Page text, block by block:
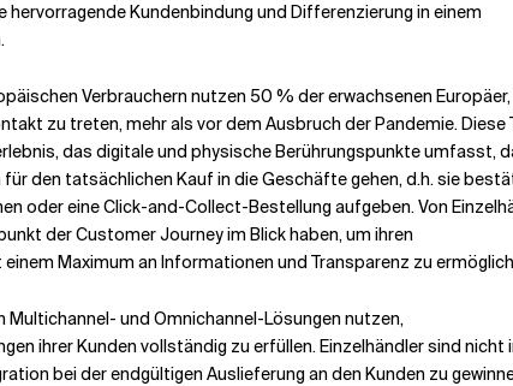
hervorragende Kundenbindung und Differenzierung in einem
Verbrauchern nutzen 50 % der erwachsenen
zu treten, mehr als vor dem Ausbruch der Pandemie. Diese
das digitale und physische Berührungspunkte umfasst,
den tatsächlichen Kauf in die Geschäfte gehen, d.h. sie
oder eine Click-and-Collect-Bestellung aufgeben. Von
der Customer Journey im Blick haben, um ihren
Maximum an Informationen und Transparenz zu
Multichannel- und Omnichannel-Lösungen nutzen,
ihrer Kunden vollständig zu erfüllen. Einzelhändler sind nicht
bei der endgültigen Auslieferung an den Kunden zu